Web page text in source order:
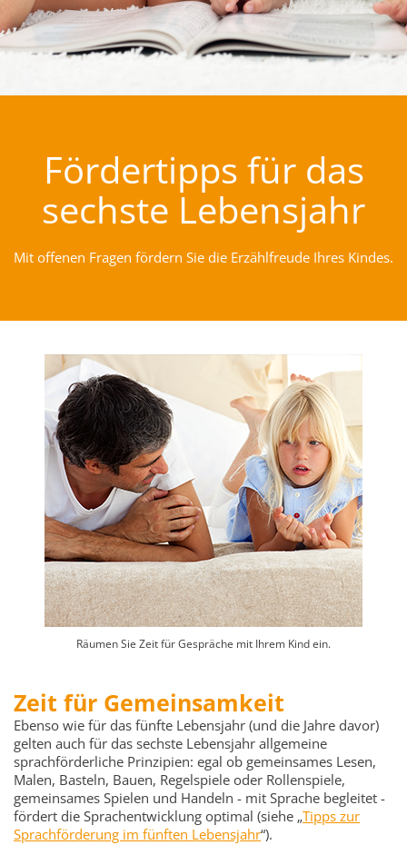
Fördertipps für das
sechste Lebensjahr
Mit offenen Fragen fördern Sie die Erzählfreude Ihres Kindes.
Räumen Sie Zeit für Gespräche mit Ihrem Kind ein.
Zeit für Gemeinsamkeit
Ebenso wie für das fünfte Lebensjahr (und die Jahre davor)
gelten auch für das sechste Lebensjahr allgemeine
sprachförderliche Prinzipien: egal ob gemeinsames Lesen,
Malen, Basteln, Bauen, Regelspiele oder Rollenspiele,
gemeinsames Spielen und Handeln - mit Sprache begleitet -
fördert die Sprachentwicklung optimal (siehe „Tipps zur
Sprachförderung im fünften Lebensjahr“).